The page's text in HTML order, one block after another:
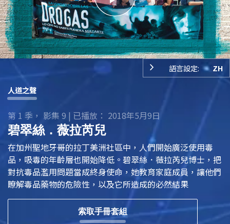
Play
Video
語言設定: ZH
人道之聲
第 1 季， 影集 9 | 已播放： 2018年5月9日
‪碧翠絲．薇拉芮兒
在加州聖地牙哥的拉丁美洲社區中，人們開始廣泛使用毒
品，吸毒的年齡層也開始降低。‪碧翠絲．薇拉芮兒博士，把
對抗毒品濫用問題當成終身使命，她教育家庭成員，讓他們
瞭解毒品藥物的危險性，以及它所造成的必然結果
索取手冊套組